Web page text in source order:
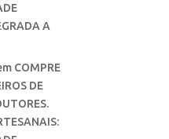
A
COMPRE
DE